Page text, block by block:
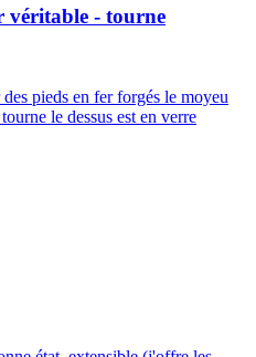
véritable - tourne
pieds en fer forgés le moyeu
le dessus est en verre